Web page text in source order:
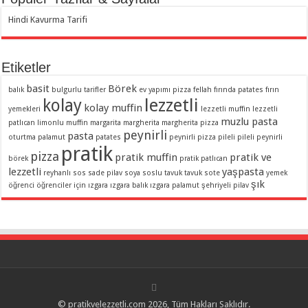
Hindi Kavurma Tarifi
Etiketler
balık basit bulgurlu tarifler Börek ev yapımı pizza fellah fırında patates fırın
yemekleri kolay kolay muffin lezzetli lezzetli muffin lezzetli
patlıcan limonlu muffin margarita margherita margherita pizza muzlu pasta
oturtma palamut pasta patates peynirli peynirli pizza pileli pileli peynirli
börek pizza pratik pratik muffin pratik patlıcan pratik ve
lezzetli reyhanlı sos sade pilav soya soslu tavuk tavuk sote yaşpasta yemek
öğrenci öğrenciler için ızgara ızgara balık ızgara palamut şehriyeli pilav şık
© pratikvelezzetli.com 2026, Tüm Hakları Saklıdır.